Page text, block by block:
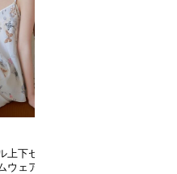
上下セ
ウェア